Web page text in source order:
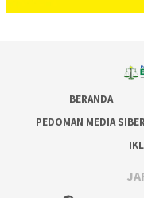
BERANDA
PEDOMAN MEDIA